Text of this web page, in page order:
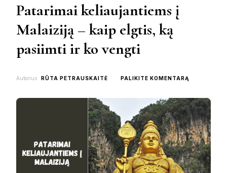
Patarimai keliaujantiems į
Malaiziją – kaip elgtis, ką
pasiimti ir ko vengti
Autorius RŪTA PETRAUSKAITĖ PALIKITE KOMENTARĄ
Į
MALAIZIJĄ
–
KAIP
ELGTIS,
KĄ
PASIIMTI
IR